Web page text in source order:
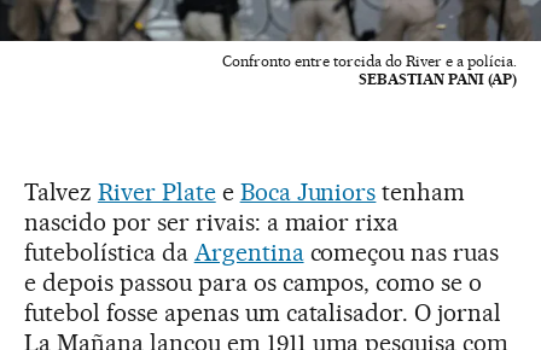
Confronto entre torcida do River e a polícia.
SEBASTIAN PANI (AP)
Talvez River Platee Boca Juniors tenham
nascido por ser rivais: a maior rixa
futebolística da Argentinacomeçou nas ruas
e depois passou para os campos, como se o
futebol fosse apenas um catalisador. O jornal
La Mañana lançou em 1911 uma pesquisa com